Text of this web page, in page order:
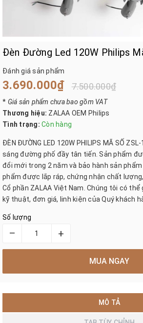
Đèn Đường Led 120W Philips
Đánh giá sản phẩm
3.690.000₫ 7.500.000₫
* Giá sản phẩm chưa bao gồm VAT
Thương hiệu: ZALAA OEM Philips
Tình trạng: Còn hàng
ĐÈN ĐƯỜNG LED 120W PHILIPS MÃ SỐ
sáng đường phố đầy tân tiến. Sản phẩm
đổi mới trong 2 năm và bảo hành sản
phẩm được lắp ráp, chứng nhận chất
Cổ phần ZALAA Việt Nam. Chúng tôi có
kỹ thuật, đơn giá, linh kiện của Quý khách
Số lượng
– +
MUA NGAY
MÔ TẢ